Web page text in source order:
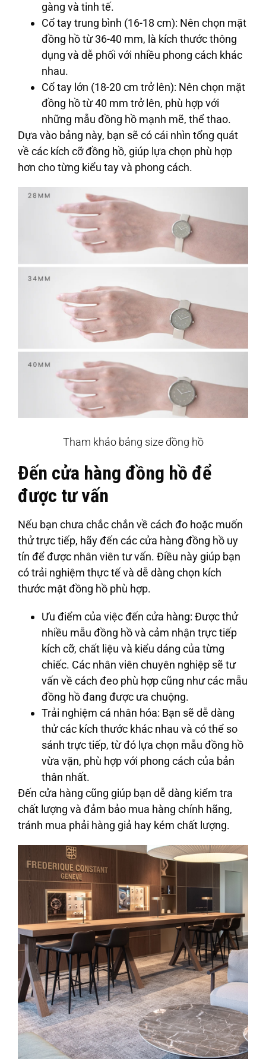
gàng và tinh tế.
Cổ tay trung bình (16-18 cm): Nên chọn mặt
đồng hồ từ 36-40 mm, là kích thước thông
dụng và dễ phối với nhiều phong cách khác
nhau.
Cổ tay lớn (18-20 cm trở lên): Nên chọn mặt
đồng hồ từ 40 mm trở lên, phù hợp với
những mẫu đồng hồ mạnh mẽ, thể thao.
Dựa vào bảng này, bạn sẽ có cái nhìn tổng quát
về các kích cỡ đồng hồ, giúp lựa chọn phù hợp
hơn cho từng kiểu tay và phong cách.
Tham khảo bảng size đồng hồ
Đến cửa hàng đồng hồ để
được tư vấn
Nếu bạn chưa chắc chắn về cách đo hoặc muốn
thử trực tiếp, hãy đến các cửa hàng đồng hồ uy
tín để được nhân viên tư vấn. Điều này giúp bạn
có trải nghiệm thực tế và dễ dàng chọn kích
thước mặt đồng hồ phù hợp.
Ưu điểm của việc đến cửa hàng: Được thử
nhiều mẫu đồng hồ và cảm nhận trực tiếp
kích cỡ, chất liệu và kiểu dáng của từng
chiếc. Các nhân viên chuyên nghiệp sẽ tư
vấn về cách đeo phù hợp cũng như các mẫu
đồng hồ đang được ưa chuộng.
Trải nghiệm cá nhân hóa: Bạn sẽ dễ dàng
thử các kích thước khác nhau và có thể so
sánh trực tiếp, từ đó lựa chọn mẫu đồng hồ
vừa vặn, phù hợp với phong cách của bản
thân nhất.
Đến cửa hàng cũng giúp bạn dễ dàng kiểm tra
chất lượng và đảm bảo mua hàng chính hãng,
tránh mua phải hàng giả hay kém chất lượng.